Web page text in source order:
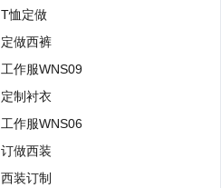
T恤定做
定做西裤
工作服WNS09
定制衬衣
工作服WNS06
订做西装
西装订制